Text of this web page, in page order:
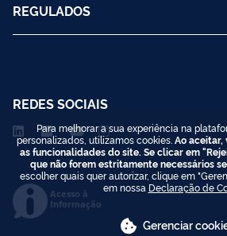
REGULADOS
REDES SOCIAIS
Acesso à
Informação
Para melhorar a sua experiência na
personalizados, utilizamos cookies. Ao aceitar,
as funcionalidades do site. Se clicar em
que não forem estritamente necessários
escolher quais quer autorizar, clique em
em nossa Declaração de
Gerenciar